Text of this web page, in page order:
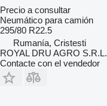
Precio a consultar
Neumático para camión
295/80 R22.5
Rumanía, Cristesti
ROYAL DRU AGRO S.R.L.
Contacte con el vendedor